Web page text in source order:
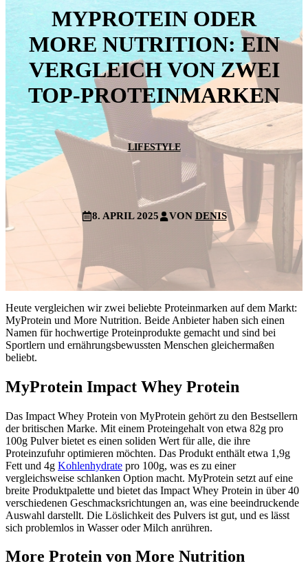
MYPROTEIN ODER
MORE NUTRITION: EIN
VERGLEICH VON ZWEI
TOP-PROTEINMARKEN
LIFESTYLE
8. APRIL 2025 VON DENIS
Heute vergleichen wir zwei beliebte Proteinmarken auf dem Markt:
MyProtein und More Nutrition. Beide Anbieter haben sich einen
Namen für hochwertige Proteinprodukte gemacht und sind bei
Sportlern und ernährungsbewussten Menschen gleichermaßen
beliebt.
MyProtein Impact Whey Protein
Das Impact Whey Protein von MyProtein gehört zu den Bestsellern
der britischen Marke. Mit einem Proteingehalt von etwa 82g pro
100g Pulver bietet es einen soliden Wert für alle, die ihre
Proteinzufuhr optimieren möchten. Das Produkt enthält etwa 1,9g
Fett und 4g Kohlenhydrate pro 100g, was es zu einer
vergleichsweise schlanken Option macht. MyProtein setzt auf eine
breite Produktpalette und bietet das Impact Whey Protein in über 40
verschiedenen Geschmacksrichtungen an, was eine beeindruckende
Auswahl darstellt. Die Löslichkeit des Pulvers ist gut, und es lässt
sich problemlos in Wasser oder Milch anrühren.
More Protein von More Nutrition